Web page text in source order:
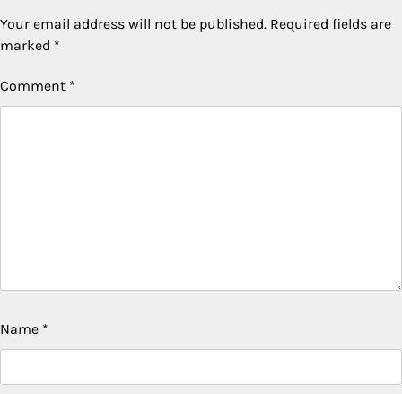
Your email address will not be published. Required fields are
marked *
Comment *
Name *